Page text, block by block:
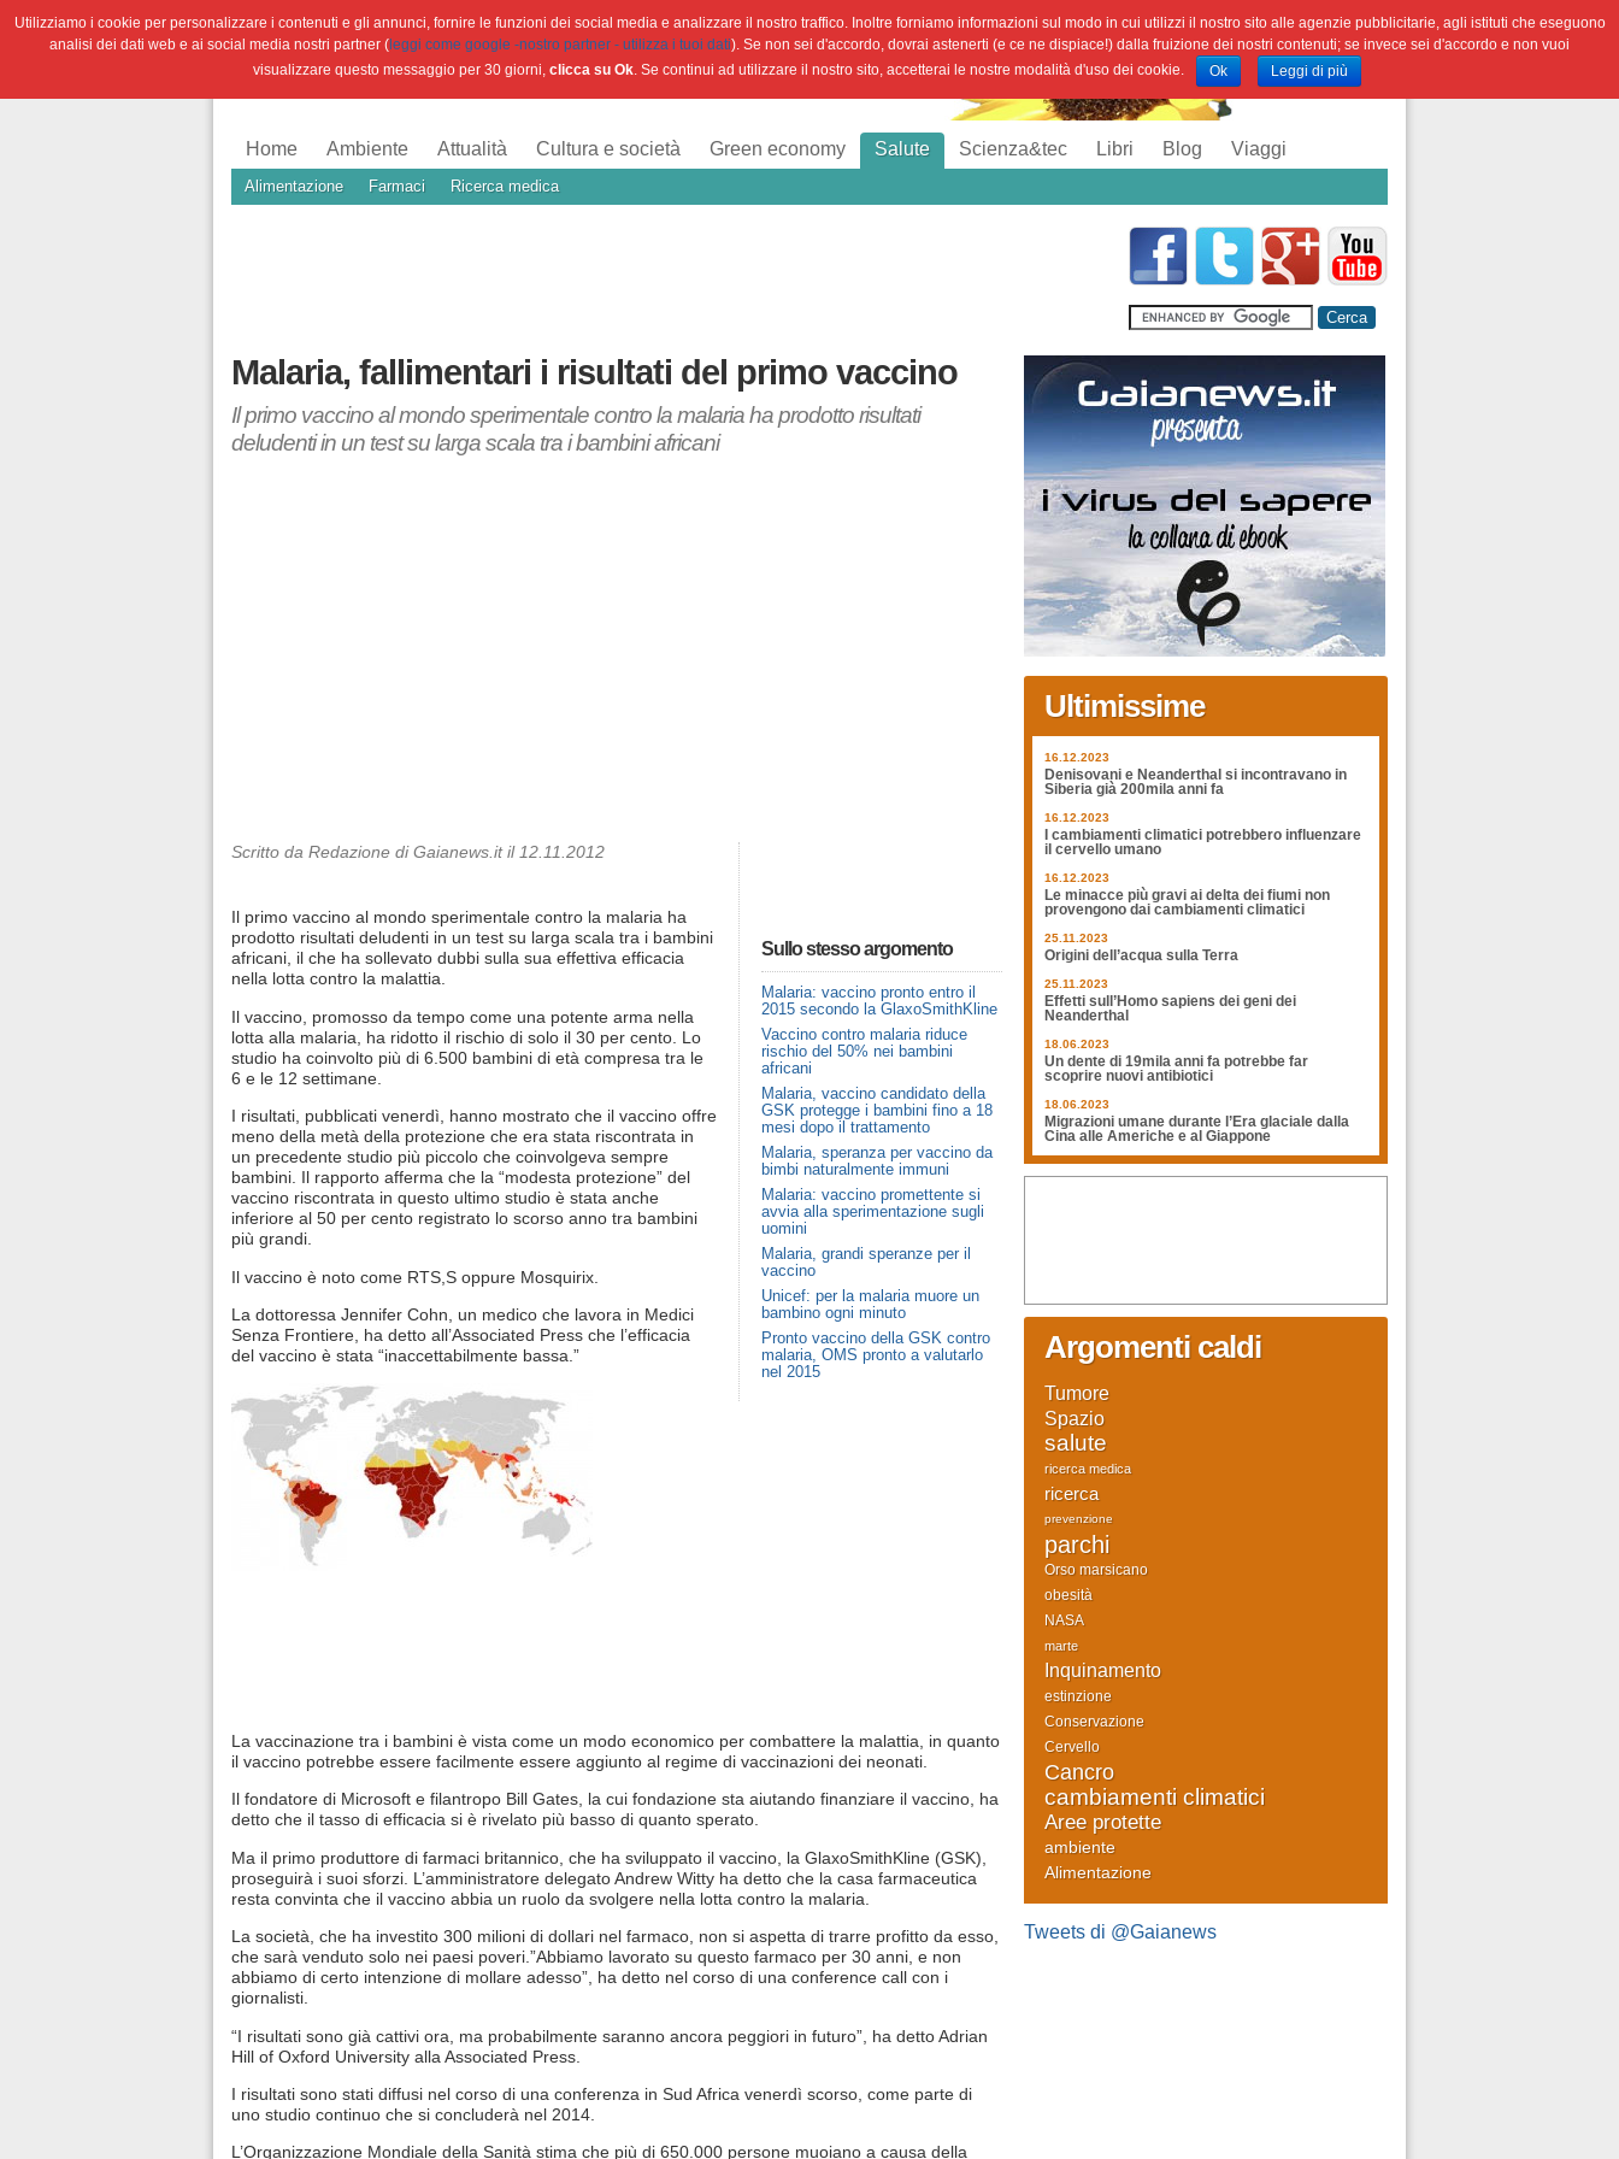
Home Ambiente Attualità Cultura e società Green economy Salute
Alimentazione Farmaci Ricerca medica
Scienza&tec Libri Blog Viaggi
Malaria, fallimentari i risultati del primo vaccino
Il primo vaccino al mondo sperimentale contro la malaria ha prodotto risultati
deludenti in un test su larga scala tra i bambini africani
Sullo stesso argomento
Malaria: vaccino pronto entro il
2015 secondo la GlaxoSmithKline
Vaccino contro malaria riduce
rischio del 50% nei bambini
africani
Malaria, vaccino candidato della
GSK protegge i bambini fino a 18
mesi dopo il trattamento
Malaria, speranza per vaccino da
bimbi naturalmente immuni
Malaria: vaccino promettente si
avvia alla sperimentazione sugli
uomini
Malaria, grandi speranze per il
vaccino
Unicef: per la malaria muore un
bambino ogni minuto
Pronto vaccino della GSK contro
malaria, OMS pronto a valutarlo
nel 2015
Scritto da Redazione di Gaianews.it il 12.11.2012
Il primo vaccino al mondo sperimentale contro la malaria ha
prodotto risultati deludenti in un test su larga scala tra i bambini
africani, il che ha sollevato dubbi sulla sua effettiva efficacia
nella lotta contro la malattia.
Il vaccino, promosso da tempo come una potente arma nella
lotta alla malaria, ha ridotto il rischio di solo il 30 per cento. Lo
studio ha coinvolto più di 6.500 bambini di età compresa tra le
6 e le 12 settimane.
I risultati, pubblicati venerdì, hanno mostrato che il vaccino offre
meno della metà della protezione che era stata riscontrata in
un precedente studio più piccolo che coinvolgeva sempre
bambini. Il rapporto afferma che la “modesta protezione” del
vaccino riscontrata in questo ultimo studio è stata anche
inferiore al 50 per cento registrato lo scorso anno tra bambini
più grandi.
Il vaccino è noto come RTS,S oppure Mosquirix.
La dottoressa Jennifer Cohn, un medico che lavora in Medici
Senza Frontiere, ha detto all’Associated Press che l’efficacia
del vaccino è stata “inaccettabilmente bassa.”
La vaccinazione tra i bambini è vista come un modo economico per combattere la malattia, in quanto
il vaccino potrebbe essere facilmente essere aggiunto al regime di vaccinazioni dei neonati.
Il fondatore di Microsoft e filantropo Bill Gates, la cui fondazione sta aiutando finanziare il vaccino, ha
detto che il tasso di efficacia si è rivelato più basso di quanto sperato.
Ma il primo produttore di farmaci britannico, che ha sviluppato il vaccino, la GlaxoSmithKline (GSK),
proseguirà i suoi sforzi. L’amministratore delegato Andrew Witty ha detto che la casa farmaceutica
resta convinta che il vaccino abbia un ruolo da svolgere nella lotta contro la malaria.
La società, che ha investito 300 milioni di dollari nel farmaco, non si aspetta di trarre profitto da esso,
che sarà venduto solo nei paesi poveri.”Abbiamo lavorato su questo farmaco per 30 anni, e non
abbiamo di certo intenzione di mollare adesso”, ha detto nel corso di una conference call con i
giornalisti.
“I risultati sono già cattivi ora, ma probabilmente saranno ancora peggiori in futuro”, ha detto Adrian
Hill of Oxford University alla Associated Press.
I risultati sono stati diffusi nel corso di una conferenza in Sud Africa venerdì scorso, come parte di
uno studio continuo che si concluderà nel 2014.
L’Organizzazione Mondiale della Sanità stima che più di 650.000 persone muoiano a causa della
Ultimissime
16.12.2023
Denisovani e Neanderthal si incontravano in
Siberia già 200mila anni fa
16.12.2023
I cambiamenti climatici potrebbero influenzare
il cervello umano
16.12.2023
Le minacce più gravi ai delta dei fiumi non
provengono dai cambiamenti climatici
25.11.2023
Origini dell’acqua sulla Terra
25.11.2023
Effetti sull’Homo sapiens dei geni dei
Neanderthal
18.06.2023
Un dente di 19mila anni fa potrebbe far
scoprire nuovi antibiotici
18.06.2023
Migrazioni umane durante l’Era glaciale dalla
Cina alle Americhe e al Giappone
Argomenti caldi
Tumore
Spazio
salute
ricerca medica
ricerca
prevenzione
parchi
Orso marsicano
obesità
NASA
marte
Inquinamento
estinzione
Conservazione
Cervello
Cancro
cambiamenti climatici
Aree protette
ambiente
Alimentazione
Tweets di @Gaianews
Utilizziamo i cookie per personalizzare i contenuti e gli annunci, fornire le funzioni dei social media e analizzare il nostro traffico. Inoltre forniamo informazioni sul modo in cui utilizzi il nostro sito alle agenzie pubblicitarie, agli istituti che eseguono
analisi dei dati web e ai social media nostri partner ( leggi come google -nostro partner - utilizza i tuoi dati). Se non sei d'accordo, dovrai astenerti (e ce ne dispiace!) dalla fruizione dei nostri contenuti; se invece sei d'accordo e non vuoi
visualizzare questo messaggio per 30 giorni,clicca su Ok. Se continui ad utilizzare il nostro sito, accetterai le nostre modalità d'uso dei cookie. Ok Leggi di più